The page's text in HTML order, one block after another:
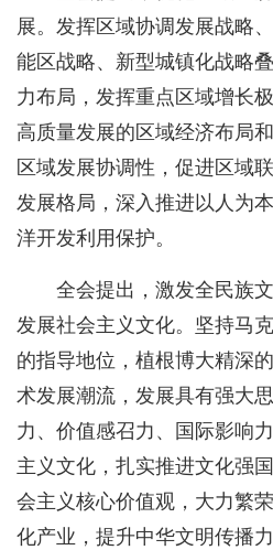
展。发挥区域协调发展战略
能区战略、新型城镇化战略
力布局，发挥重点区域增长
高质量发展的区域经济布局
区域发展协调性，促进区域
发展格局，深入推进以人为
洋开发利用保护。
全会提出，激发全民族
发展社会主义文化。坚持马
的指导地位，植根博大精深
术发展潮流，发展具有强大
力、价值感召力、国际影响
主义文化，扎实推进文化强
会主义核心价值观，大力繁
化产业，提升中华文明传播力